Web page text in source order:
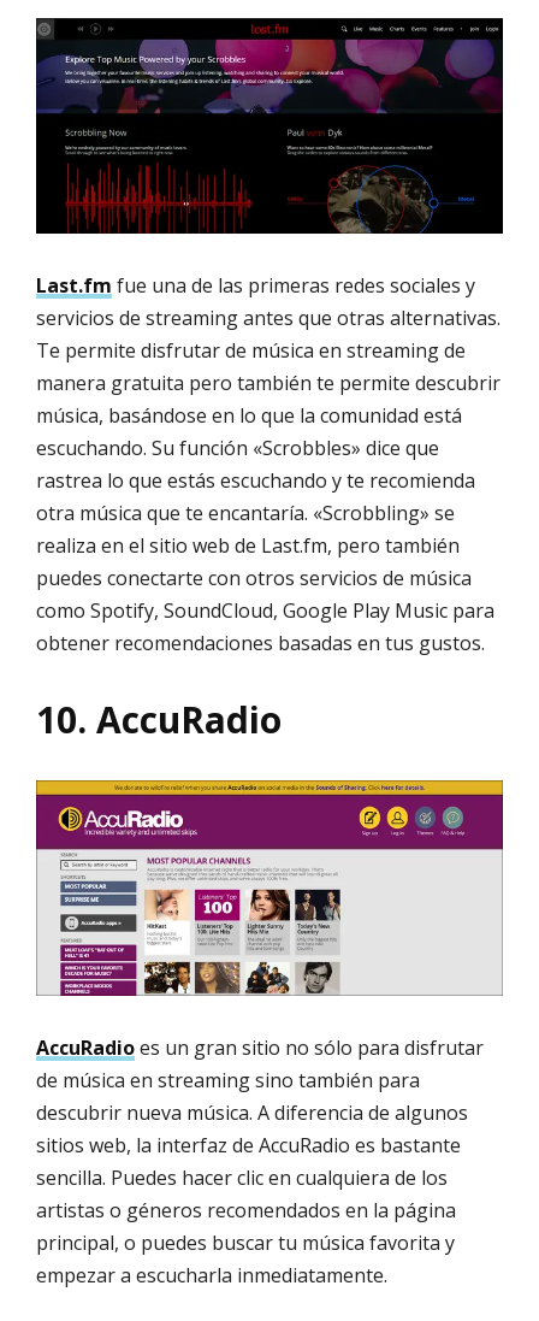
Last.fm fue una de las primeras redes sociales y
servicios de streaming antes que otras alternativas.
Te permite disfrutar de música en streaming de
manera gratuita pero también te permite descubrir
música, basándose en lo que la comunidad está
escuchando. Su función «Scrobbles» dice que
rastrea lo que estás escuchando y te recomienda
otra música que te encantaría. «Scrobbling» se
realiza en el sitio web de Last.fm, pero también
puedes conectarte con otros servicios de música
como Spotify, SoundCloud, Google Play Music para
obtener recomendaciones basadas en tus gustos.
10. AccuRadio
AccuRadioes un gran sitio no sólo para disfrutar
de música en streaming sino también para
descubrir nueva música. A diferencia de algunos
sitios web, la interfaz de AccuRadio es bastante
sencilla. Puedes hacer clic en cualquiera de los
artistas o géneros recomendados en la página
principal, o puedes buscar tu música favorita y
empezar a escucharla inmediatamente.